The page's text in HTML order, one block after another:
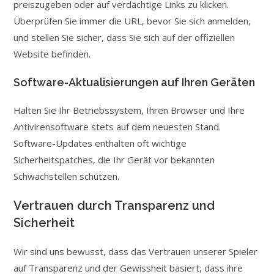
preiszugeben oder auf verdächtige Links zu klicken.
Überprüfen Sie immer die URL, bevor Sie sich anmelden,
und stellen Sie sicher, dass Sie sich auf der offiziellen
Website befinden.
Software-Aktualisierungen auf Ihren Geräten
Halten Sie Ihr Betriebssystem, Ihren Browser und Ihre
Antivirensoftware stets auf dem neuesten Stand.
Software-Updates enthalten oft wichtige
Sicherheitspatches, die Ihr Gerät vor bekannten
Schwachstellen schützen.
Vertrauen durch Transparenz und
Sicherheit
Wir sind uns bewusst, dass das Vertrauen unserer Spieler
auf Transparenz und der Gewissheit basiert, dass ihre